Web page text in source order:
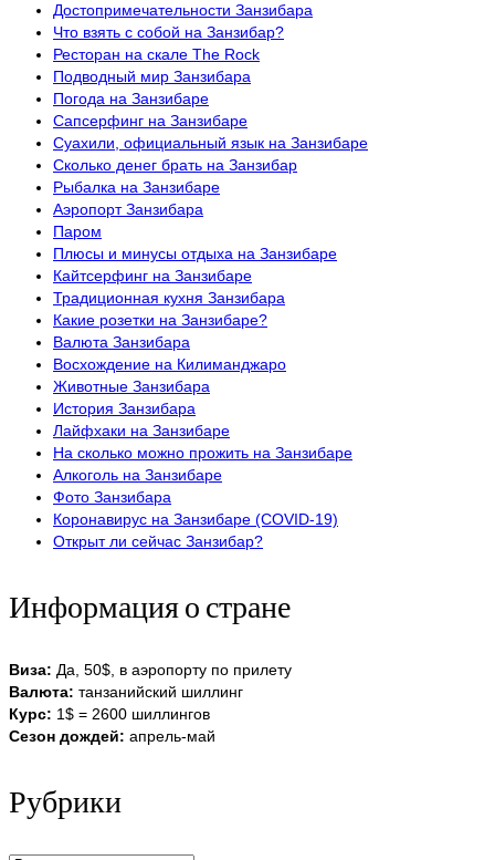
Достопримечательности Занзибара
Что взять с собой на Занзибар?
Ресторан на скале The Rock
Подводный мир Занзибара
Погода на Занзибаре
Сапсерфинг на Занзибаре
Суахили, официальный язык на Занзибаре
Сколько денег брать на Занзибар
Рыбалка на Занзибаре
Аэропорт Занзибара
Паром
Плюсы и минусы отдыха на Занзибаре
Кайтсерфинг на Занзибаре
Традиционная кухня Занзибара
Какие розетки на Занзибаре?
Валюта Занзибара
Восхождение на Килиманджаро
Животные Занзибара
История Занзибара
Лайфхаки на Занзибаре
На сколько можно прожить на Занзибаре
Алкоголь на Занзибаре
Фото Занзибара
Коронавирус на Занзибаре (COVID-19)
Открыт ли сейчас Занзибар?
Информация о стране
Виза: Да, 50$, в аэропорту по прилету
Валюта: танзанийский шиллинг
Курс: 1$ = 2600 шиллингов
Сезон дождей: апрель-май
Рубрики